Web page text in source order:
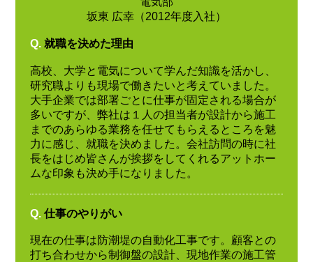
坂東 広幸（2012年度入社）
Q. 就職を決めた理由
高校、大学と電気について学んだ知識を活かし、
研究職よりも現場で働きたいと考えていました。
大手企業では部署ごとに仕事が固定される場合が
多いですが、弊社は１人の担当者が設計から施工
までのあらゆる業務を任せてもらえるところを魅
力に感じ、就職を決めました。会社訪問の時に社
長をはじめ皆さんが挨拶をしてくれるアットホー
ムな印象も決め手になりました。
Q. 仕事のやりがい
現在の仕事は防潮堤の自動化工事です。顧客との
打ち合わせから制御盤の設計、現地作業の施工管